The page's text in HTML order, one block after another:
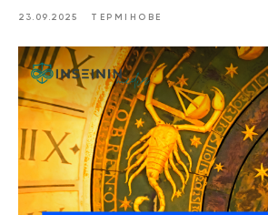
23.09.2025 ТЕРМІНОВЕ